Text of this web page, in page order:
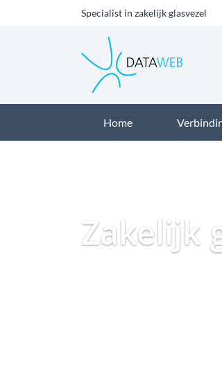
Specialist in zakelijk glasvezel
Home
Zakelijk